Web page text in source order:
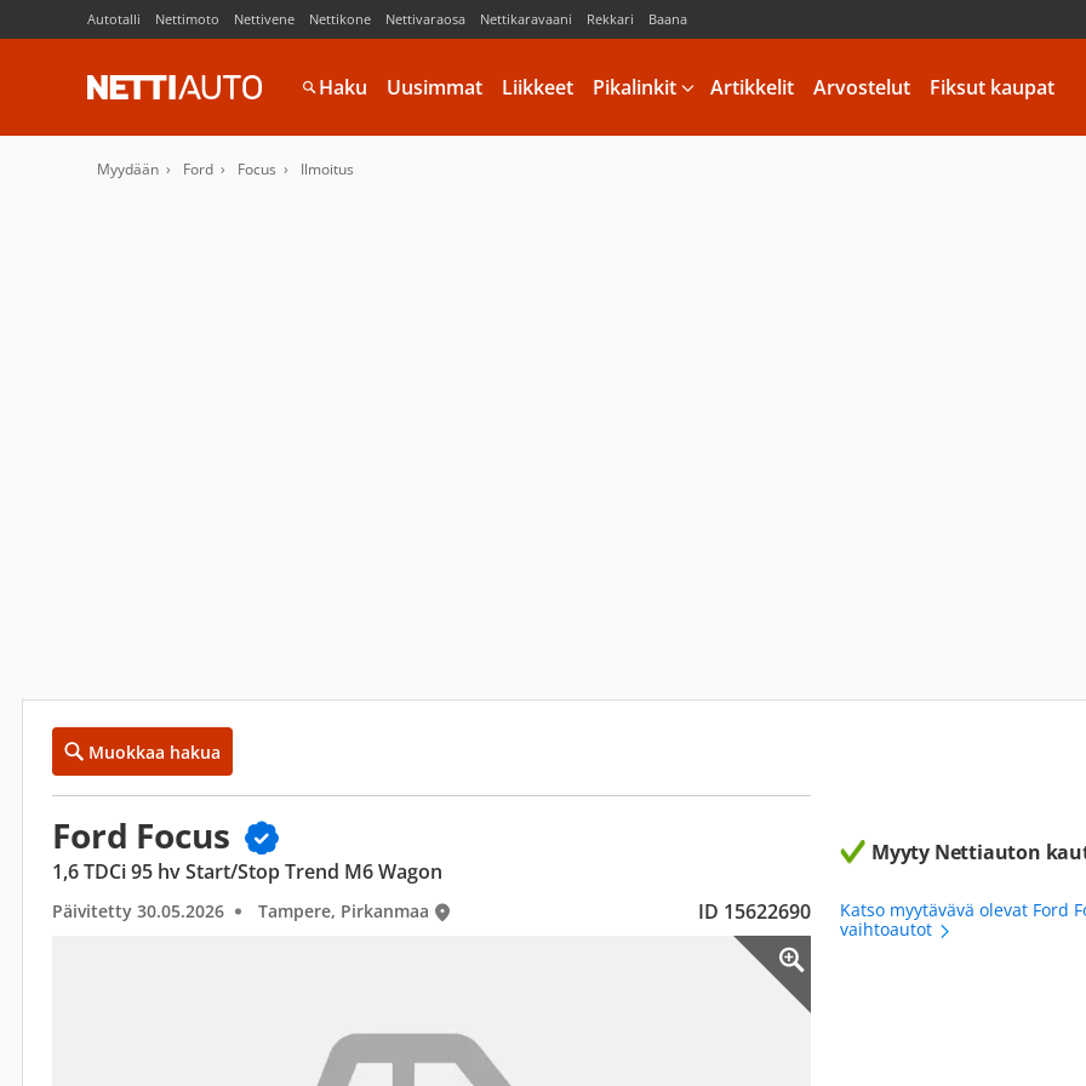
Autotalli Nettimoto Nettivene Nettikone Nettivaraosa Nettikaravaani Rekkari Baana
Haku Uusimmat Liikkeet Pikalinkit Artikkelit Arvostelut Fiksut kaupat
Myydään Ford Focus Ilmoitus
Muokkaa hakua
Ford Focus
1,6 TDCi 95 hv Start/Stop Trend M6 Wagon
Päivitetty 30.05.2026 Tampere, Pirkanmaa ID 15622690
Myyty Nettiauton
Katso myytävävä olevat Ford
vaihtoautot